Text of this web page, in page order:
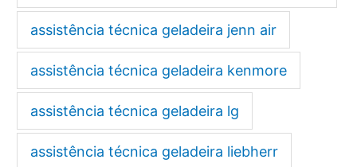
assistência técnica geladeira jenn air
assistência técnica geladeira kenmore
assistência técnica geladeira lg
assistência técnica geladeira liebherr